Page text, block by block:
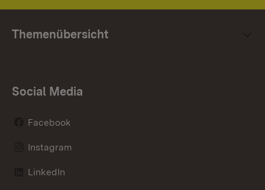
Themenübersicht
Social Media
Facebook
Instagram
LinkedIn